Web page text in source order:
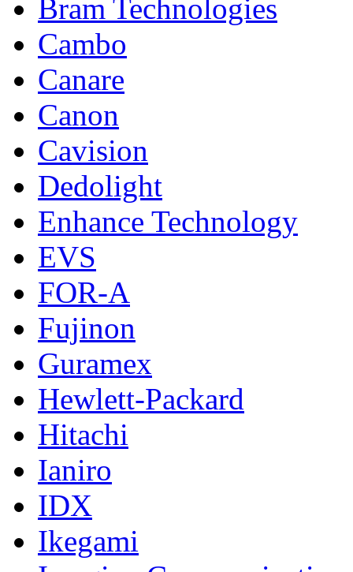
Bram Technologies
Cambo
Canare
Canon
Cavision
Dedolight
Enhance Technology
EVS
FOR-A
Fujinon
Guramex
Hewlett-Packard
Hitachi
Ianiro
IDX
Ikegami